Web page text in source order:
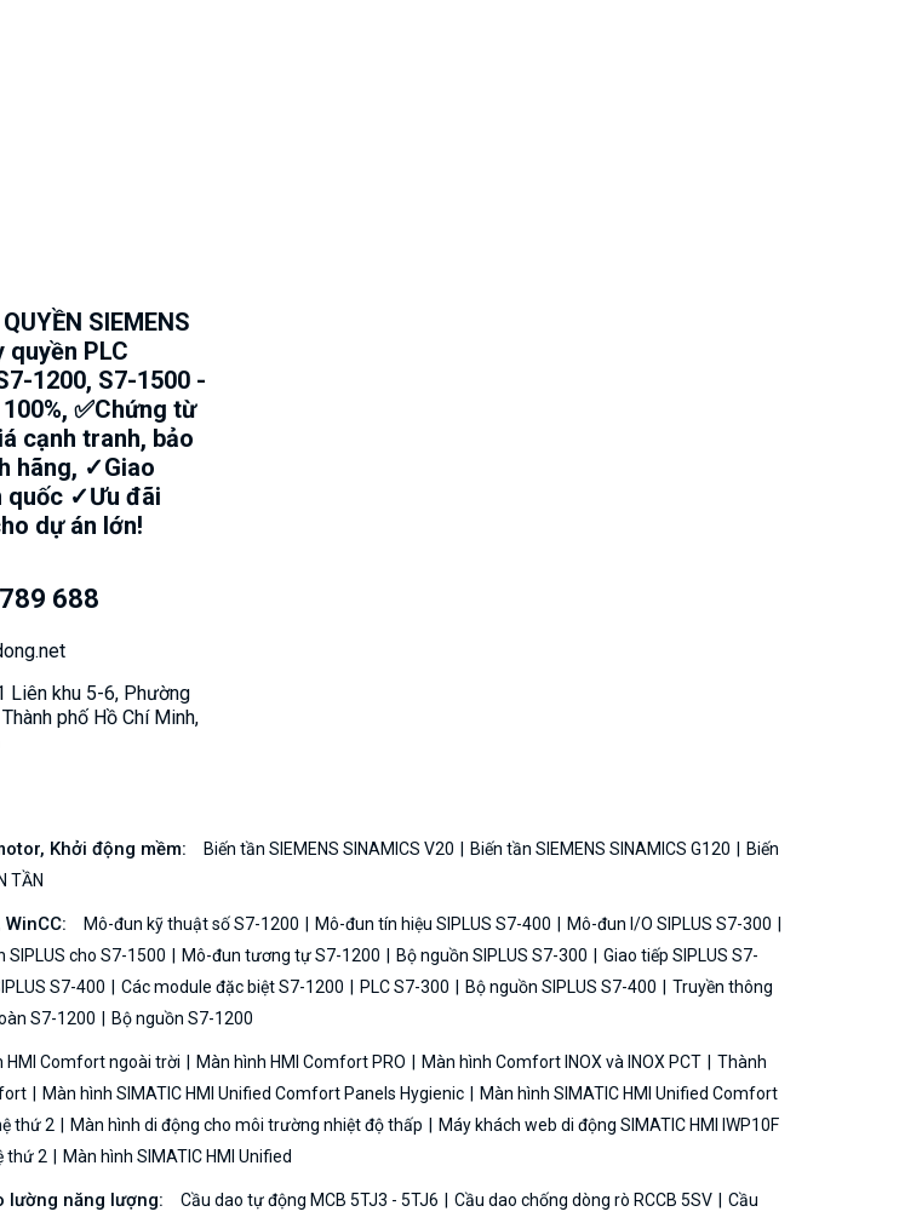
SIEMENS
quyền PLC
1200, S7-1500 -
✅Chứng từ
cạnh tranh, bảo
hãng, ✓Giao
quốc ✓Ưu đãi
dự án lớn!
688
Liên khu 5-6, Phường
Thành phố Hồ Chí Minh,
Khởi động mềm: Biến tần SIEMENS SINAMICS V20 Biến tần SIEMENS SINAMICS G120
Biến
TẦN
Mô-đun kỹ thuật số S7-1200 Mô-đun tín hiệu SIPLUS S7-400
Mô-đun I/O SIPLUS S7-300
SIPLUS cho S7-1500 Mô-đun tương tự S7-1200 Bộ nguồn SIPLUS S7-300
Giao tiếp SIPLUS S7-
S7-400 Các module đặc biệt S7-1200 PLC S7-300 Bộ nguồn SIPLUS S7-400
Truyền thông
S7-1200 Bộ nguồn S7-1200
HMI Comfort ngoài trời Màn hình HMI Comfort PRO Màn hình Comfort INOX và INOX PCT
Thành
Màn hình SIMATIC HMI Unified Comfort Panels Hygienic
Màn hình SIMATIC HMI Unified Comfort
thứ 2 Màn hình di động cho môi trường nhiệt độ thấp
Máy khách web di động SIMATIC HMI IWP10F
thứ 2 Màn hình SIMATIC HMI Unified
lường năng lượng: Cầu dao tự động MCB 5TJ3 - 5TJ6 Cầu dao chống dòng rò RCCB 5SV
Cầu